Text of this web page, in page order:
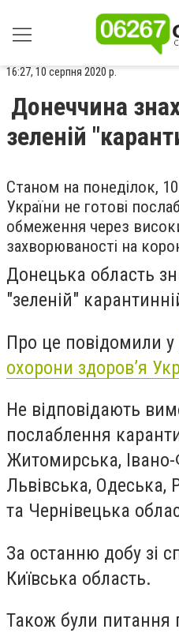
16:27, 10 серпня 2020 р.
Донеччина
зеленій
Станом на понеділок,
України не готові
обмеження через
захворюваності на
Донецька область
"зеленій"
Про це повідомили у
охорони здоров’я
Не відповідають
послаблення
Житомирська, Івано-
Львівська, Одеська,
та Чернівецька
За останню добу зі
Київська область.
Також були питання